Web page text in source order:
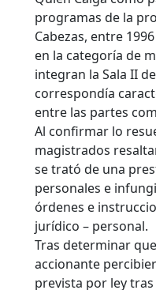
programas de la
Cabezas, entre
en la categoría de
integran la Sala II
correspondía
entre las partes
Al confirmar lo
magistrados
se trató de una
personales e
órdenes e
jurídico – personal.
Tras determinar
accionante
prevista por ley